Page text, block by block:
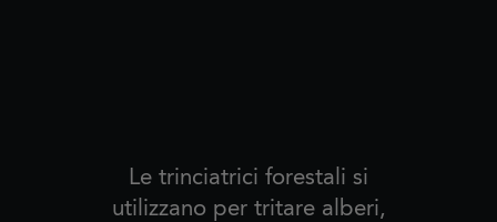
Le trinciatrici forestali si
utilizzano per tritare alberi,